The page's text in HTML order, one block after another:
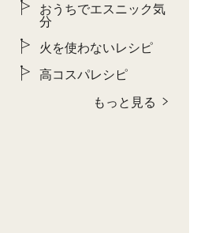
おうちでエスニック気
分
火を使わないレシピ
高コスパレシピ
もっと見る